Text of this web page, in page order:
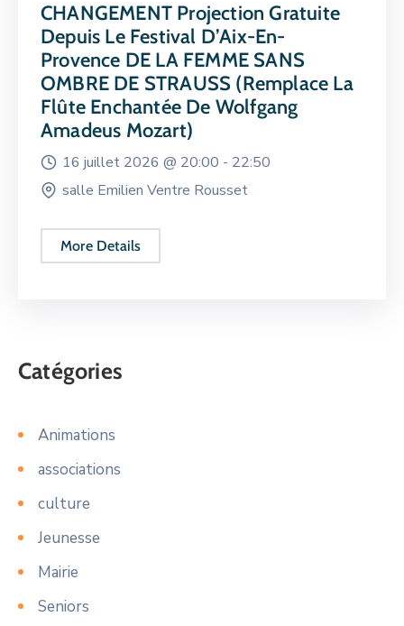
CHANGEMENT Projection Gratuite
Depuis Le Festival D’Aix-En-
Provence DE LA FEMME SANS
OMBRE DE STRAUSS (remplace La
Flûte Enchantée De Wolfgang
Amadeus Mozart)
16 juillet 2026 @ 20:00 - 22:50
salle Emilien Ventre Rousset
More Details
Catégories
Animations
associations
culture
Jeunesse
Mairie
Seniors